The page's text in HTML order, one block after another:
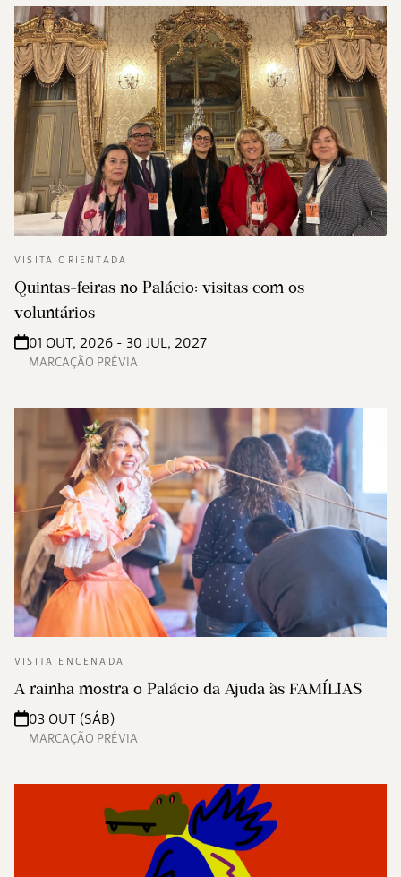
VISITA ORIENTADA
Quintas-feiras no Palácio: visitas com os
voluntários
01 OUT, 2026 - 30 JUL, 2027
MARCAÇÃO PRÉVIA
VISITA ENCENADA
A rainha mostra o Palácio da Ajuda às FAMÍLIAS
03 OUT (SÁB)
MARCAÇÃO PRÉVIA